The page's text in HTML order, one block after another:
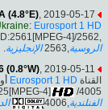
(4.8°E) , 2019-05-17
: Eurosport 1 HD
الروسية
الإنجليزية
(0.8°W) , 2019-05-11
القناة Eurosport 1 HD
4]
/4005
الفنلندية,4006